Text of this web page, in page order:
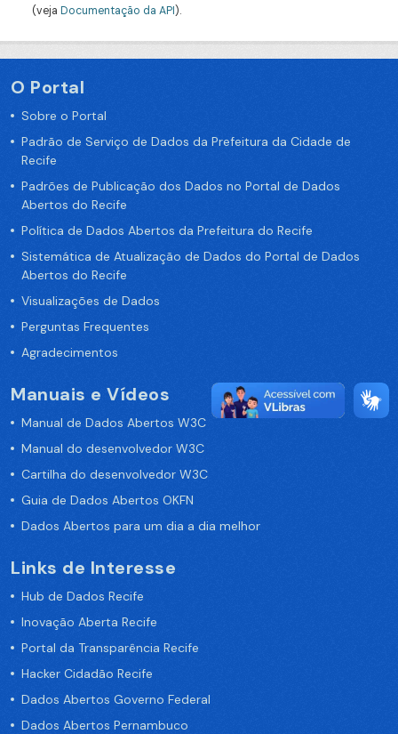
(veja Documentação da API).
O Portal
Sobre o Portal
Padrão de Serviço de Dados da Prefeitura da Cidade de
Recife
Padrões de Publicação dos Dados no Portal de Dados
Abertos do Recife
Política de Dados Abertos da Prefeitura do Recife
Sistemática de Atualização de Dados do Portal de Dados
Abertos do Recife
Visualizações de Dados
Perguntas Frequentes
Agradecimentos
Manuais e Vídeos
Manual de Dados Abertos W3C
Manual do desenvolvedor W3C
Cartilha do desenvolvedor W3C
Guia de Dados Abertos OKFN
Dados Abertos para um dia a dia melhor
Links de Interesse
Hub de Dados Recife
Inovação Aberta Recife
Portal da Transparência Recife
Hacker Cidadão Recife
Dados Abertos Governo Federal
Dados Abertos Pernambuco